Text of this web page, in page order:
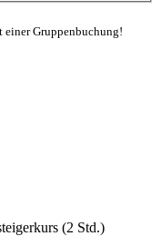
einer Gruppenbuchung!
(2 Std.)